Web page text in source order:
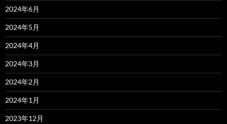
2024年6月
2024年5月
2024年4月
2024年3月
2024年2月
2024年1月
2023年12月